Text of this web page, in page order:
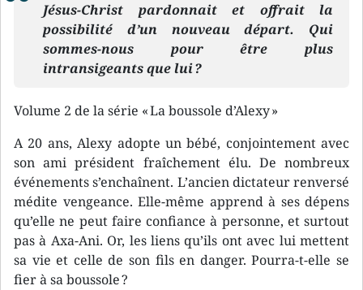
Jésus-Christ pardonnait et offrait la
possibilité d’un nouveau départ. Qui
sommes-nous pour être plus
intransigeants que lui ?
Volume 2 de la série « La boussole d’Alexy »
A 20 ans, Alexy adopte un bébé, conjointement avec
son ami président fraîchement élu. De nombreux
événements s’enchaînent. L’ancien dictateur renversé
médite vengeance. Elle-même apprend à ses dépens
qu’elle ne peut faire confiance à personne, et surtout
pas à Axa-Ani. Or, les liens qu’ils ont avec lui mettent
sa vie et celle de son fils en danger. Pourra-t-elle se
fier à sa boussole ?